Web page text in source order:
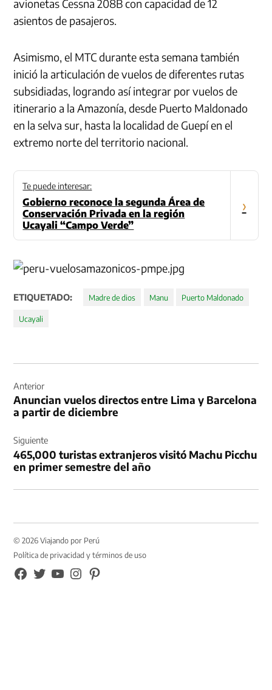
avionetas Cessna 208B con capacidad de 12
asientos de pasajeros.
Asimismo, el MTC durante esta semana también
inició la articulación de vuelos de diferentes rutas
subsidiadas, logrando así integrar por vuelos de
itinerario a la Amazonía, desde Puerto Maldonado
en la selva sur, hasta la localidad de Guepí en el
extremo norte del territorio nacional.
Te puede interesar:
Gobierno reconoce la segunda Área de
Conservación Privada en la región
Ucayali “Campo Verde”
›
ETIQUETADO: Madre de dios Manu Puerto Maldonado
Ucayali
de
entradas
Anterior
Anuncian vuelos directos entre Lima y Barcelona
a partir de diciembre
Siguiente
465,000 turistas extranjeros visitó Machu Picchu
en primer semestre del año
© 2026 Viajando por Perú
Política de privacidad y términos de uso
FB
TW YouTubeInstagramPinterest